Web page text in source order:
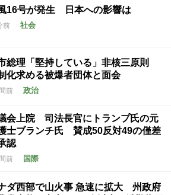
16号が発生 日本への影響は
前 社会
総理「堅持している」非核三原則
化求める被爆者団体と面会
前 政治
会上院 司法長官にトランプ氏の元
士ブランチ氏 賛成50反対49の僅差
認
前 国際
ダ西部で山火事 急速に拡大 州政府